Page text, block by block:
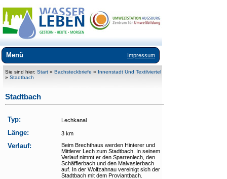
Impressum
Menü
Über WasSerleben
Bachsteckbriefe
+
Stadtwald Augsburg
Augsburger Norden
Augsburger Westen
Sie sind hier: Start » Bachsteckbriefe » Innenstadt Und Textilviertel
» Stadtbach
Stadtbach
Typ: Lechkanal
Länge: 3 km
Verlauf:
Beim Brechthaus werden Hinterer und
Mittlerer Lech zum Stadtbach. In seinem
Verlauf nimmt er den Sparrenlech, den
Schäfflerbach und den Malvasierbach
auf. In der Wolfzahnau vereinigt sich der
Stadtbach mit dem Proviantbach.